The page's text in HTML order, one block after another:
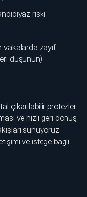
riski
vakalarda zayıf
düşünün)
çıkarılabilir protezler
ve hızlı geri dönüş
sunuyoruz -
ve isteğe bağlı